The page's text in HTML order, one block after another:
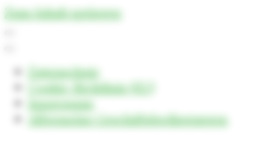
Zum Inhalt springen
Datenschutz
Cookie-Richtlinie (EU)
Impressum
Allgemeine Geschäftsbedingungen